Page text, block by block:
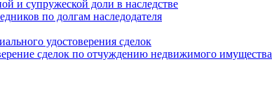
и супружеской доли в наследстве
по долгам наследодателя
удостоверения сделок
сделок по отчуждению недвижимого имущества